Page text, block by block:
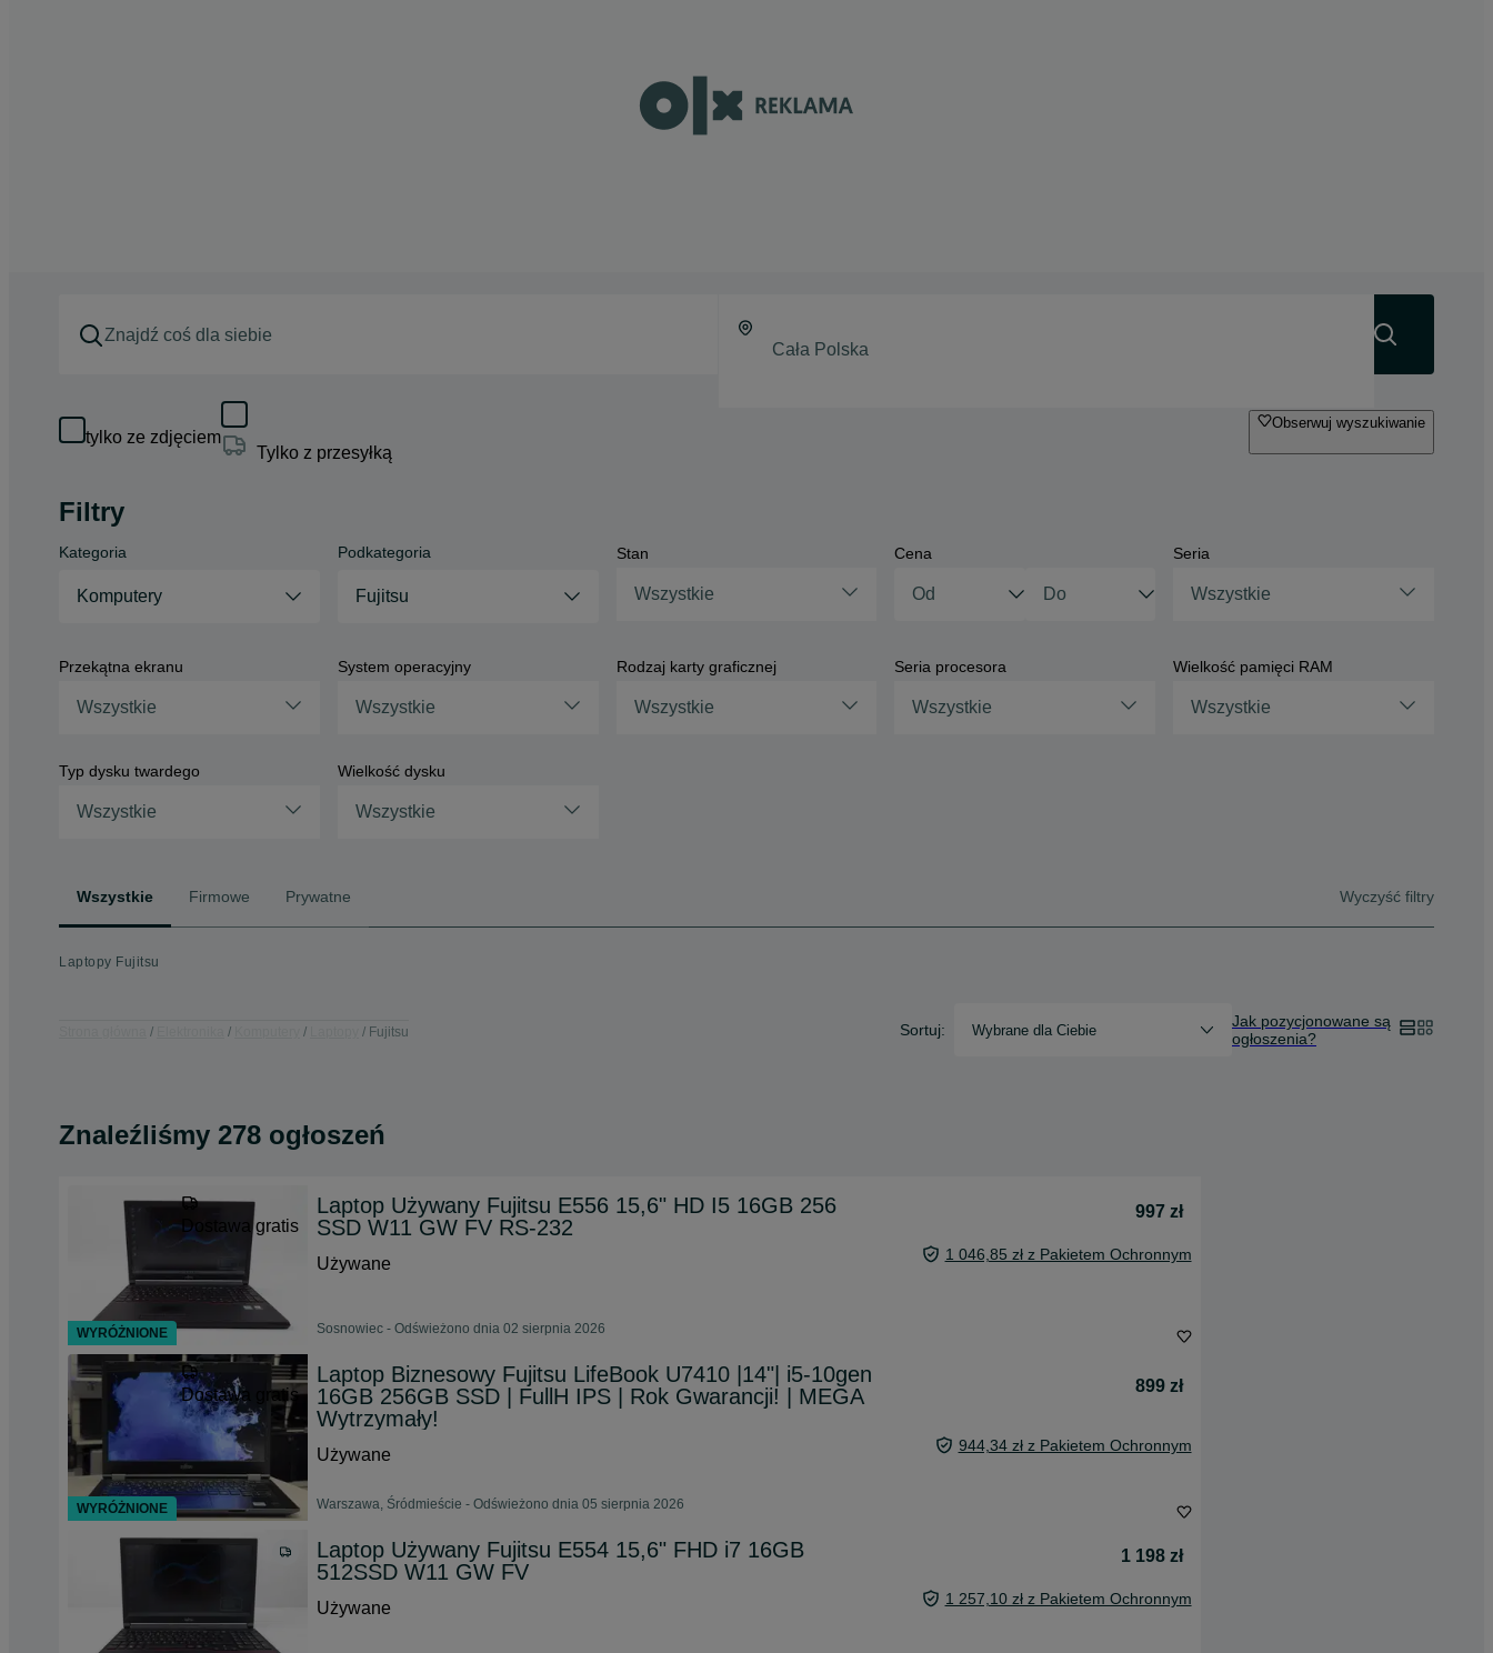
tylko ze zdjęciem
Tylko z przesyłką
Obserwuj wyszukiwanie
Filtry
Kategoria
Komputery
Podkategoria
Fujitsu
Stan
Wszystkie
Cena Seria
Wszystkie
Przekątna ekranu
Wszystkie
System operacyjny
Wszystkie
Rodzaj karty graficznej
Wszystkie
Seria procesora
Wszystkie
Wielkość pamięci RAM
Wszystkie
Typ dysku twardego
Wszystkie
Wielkość dysku
Wszystkie
Wszystkie Firmowe Prywatne Wyczyść filtry
Laptopy Fujitsu
Fujitsu Sortuj: Wybrane dla Ciebie
Jak pozycjonowane są
ogłoszenia?
Znaleźliśmy 278 ogłoszeń
Dostawa gratis
Laptop Używany Fujitsu E556 15,6" HD I5 16GB 256
SSD W11 GW FV RS-232
997 zł
Używane 1 046,85 zł z Pakietem Ochronnym
Sosnowiec - Odświeżono dnia 02 sierpnia 2026
Dostawa gratis
Laptop Biznesowy Fujitsu LifeBook U7410 |14"| i5-10gen
16GB 256GB SSD | FullH IPS | Rok Gwarancji! | MEGA
Wytrzymały!
899 zł
Używane 944,34 zł z Pakietem Ochronnym
Warszawa, Śródmieście - Odświeżono dnia 05 sierpnia 2026
Laptop Używany Fujitsu E554 15,6" FHD i7 16GB
512SSD W11 GW FV
1 198 zł
Używane 1 257,10 zł z Pakietem Ochronnym
WYRÓŻNIONE
WYRÓŻNIONE